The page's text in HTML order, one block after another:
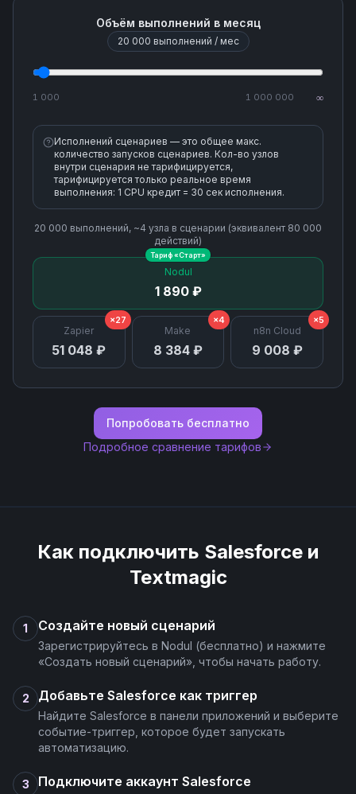
Update Record
Upload File (Create Content Version)
Объём выполнений в месяц
20 000 выполнений / мес
1 000 1 000 000 ∞
Исполнений сценариев — это общее макс.
количество запусков сценариев. Кол-во узлов
внутри сценария не тарифицируется,
тарифицируется только реальное время
выполнения: 1 CPU кредит = 30 сек исполнения.
20 000 выполнений, ~4 узла в сценарии (эквивалент 80 000
действий)
Nodul
1 890 ₽
Тариф «Старт»
Zapier
51 048 ₽
×27
Make
8 384 ₽
×4
n8n Cloud
9 008 ₽
×5
Попробовать бесплатно
Подробное сравнение тарифов
Как подключить Salesforce и
Textmagic
1 Создайте новый сценарий
Зарегистрируйтесь в Nodul (бесплатно) и нажмите
«Создать новый сценарий», чтобы начать работу.
2 Добавьте Salesforce как триггер
Найдите Salesforce в панели приложений и выберите
событие-триггер, которое будет запускать
автоматизацию.
3 Подключите аккаунт Salesforce